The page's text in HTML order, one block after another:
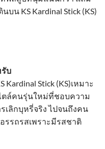
นบน KS Kardinal Stick (KS)
รับ
Kardinal Stick (KS)เหมาะ
ตล์คนรุ่นใหม่ที่ชอบความ
เลิกบุหรี่จริง ไปจนถึงคน
รรถรสเพราะมีรสชาติ